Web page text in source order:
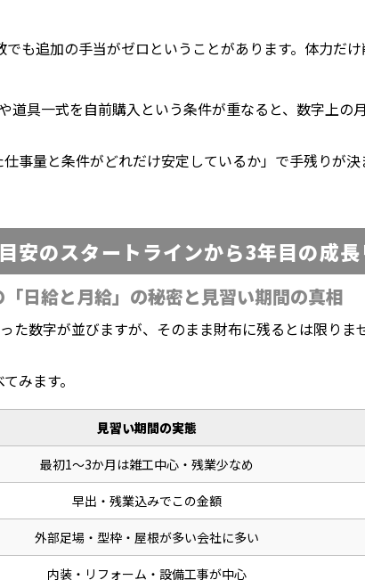
も追加の手当がゼロということがあります。体力だけ
具一式を自前購入という条件が重なると、数字上
事量と条件がどれだけ安定しているか」で手残りが
安のスタートラインから3年目の成
日給と月給」の秘密と見習い期間の真相
数字が並びますが、そのまま財布に残るとは限りま
みます。
見習い期間の実態
最初1〜3か月は雑工中心・残業少なめ
早出・残業込みでこの金額
外部足場・型枠・屋根が多い会社に多い
内装・リフォーム・設備工事が中心